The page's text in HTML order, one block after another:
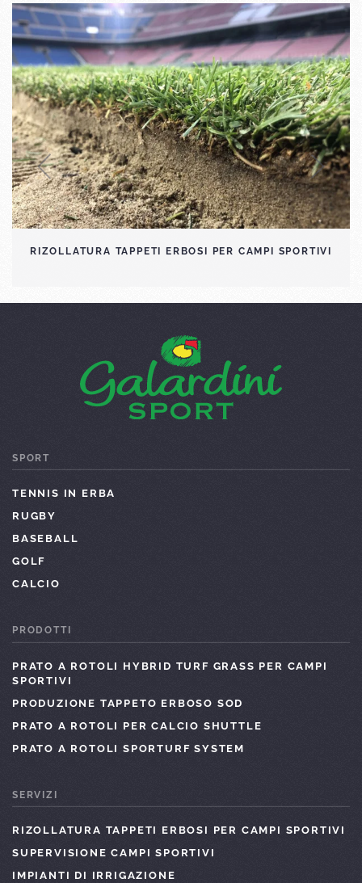
REALIZZAZIONE TAPPETI ERBOSI PER CAMPI
SPORT
TENNIS IN ERBA
RUGBY
BASEBALL
GOLF
CALCIO
PRODOTTI
PRATO A ROTOLI HYBRID TURF GRASS PER CAMPI
SPORTIVI
PRODUZIONE TAPPETO ERBOSO SOD
PRATO A ROTOLI PER CALCIO SHUTTLE
PRATO A ROTOLI SPORTURF SYSTEM
SERVIZI
RIZOLLATURA TAPPETI ERBOSI PER CAMPI SPORTIVI
SUPERVISIONE CAMPI SPORTIVI
IMPIANTI DI IRRIGAZIONE